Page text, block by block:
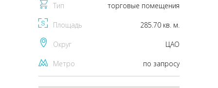
Тип торговые помещения
Площадь 285.70 кв. м.
Округ ЦАО
Метро по запросу